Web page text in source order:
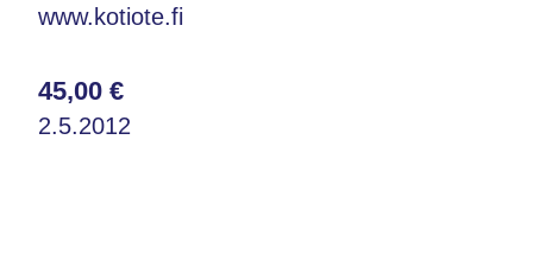
www.kotiote.fi
45,00 €
2.5.2012